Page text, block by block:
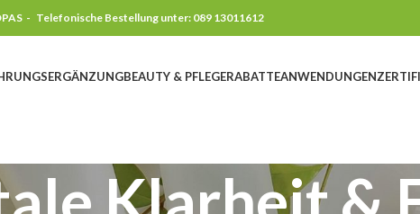
- Telefonische Bestellung unter: 089 13011612
BEAUTY & PFLEGERABATTEANWENDUNGEN